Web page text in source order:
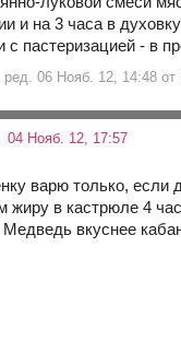
и на 3 часа в
с пастеризацией - в
ред. 06 Нояб. 12, 14:48 от
04 Нояб. 12, 17:57
варю только, если
жиру в кастрюле 4
Медведь вкуснее